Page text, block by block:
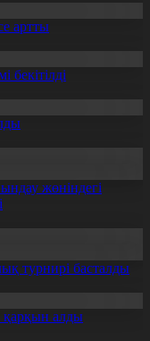
артты
бекітілді
жөніндегі
турнирі басталды
қарқын алды